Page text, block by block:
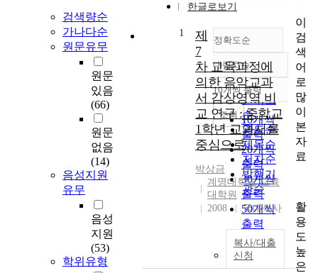
검색량순
가나다순
원문유무
원문
있음
(66)
원문
없음
(14)
음성지원
유무
음성
지원
(53)
학위유형
한글로보기
정확도순
정확도
순
인기도
순
연도순
제목순
저자순
발행기
관순
내림차순
내림차순
10개씩 출력
10개씩
출력
20개씩
출력
30개씩
출력
50개씩
출력
100개씩
출력
조회
1
제
7
차 교육과정에
의한 음악교과
서 감상영역 비
교 연구 : 중학교
1학년 교과서를
중심으로
박상금
계명대학교 교육
대학원
2008
국내석사
복사/대출
신청
이
검
색
어
로
많
이
본
자
료
활
용
도
높
은